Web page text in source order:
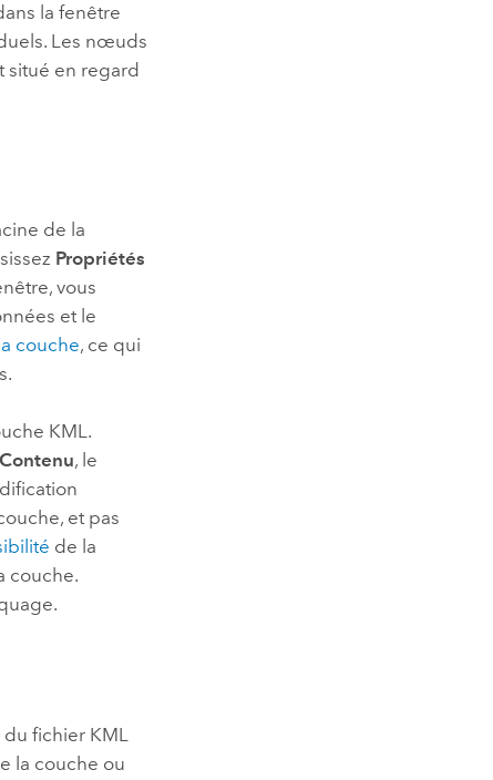
la fenêtre
Les nœuds
situé en regard
de la
Propriétés
vous
et le
couche, ce qui
KML.
Contenu, le
et pas
de la
couche.
du fichier KML
la couche ou